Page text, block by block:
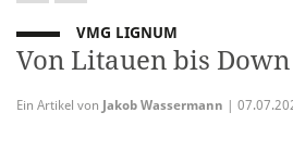
VMG LIGNUM
Von Litauen bis
Ein Artikel von Jakob Wassermann |